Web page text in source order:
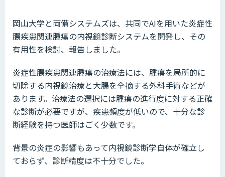
岡山大学と両備システムズは、共同でAIを用いた炎症性
腸疾患関連腫瘍の内視鏡診断システムを開発し、その
有用性を検討、報告しました。
炎症性腸疾患関連腫瘍の治療法には、腫瘍を局所的に
切除する内視鏡治療と大腸を全摘する外科手術などが
あります。治療法の選択には腫瘍の進行度に対する正確
な診断が必要ですが、疾患頻度が低いので、十分な診
断経験を持つ医師はごく少数です。
背景の炎症の影響もあって内視鏡診断学自体が確立し
ておらず、診断精度は不十分でした。